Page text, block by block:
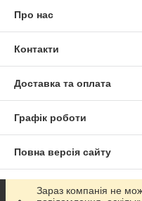
Про нас
Контакти
Доставка та оплата
Графік роботи
Повна версія сайту
Сайт створено на
Зараз компанія не